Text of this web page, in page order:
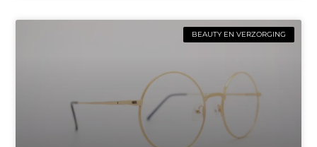
BEAUTY EN VERZORGING